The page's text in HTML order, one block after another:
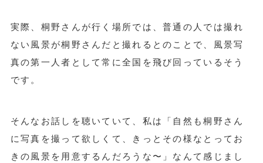
実際、桐野さんが行く場所では、普通の人では撮れ
ない風景が桐野さんだと撮れるとのことで、風景写
真の第一人者として常に全国を飛び回っているそう
です。
そんなお話しを聴いていて、私は「自然も桐野さん
に写真を撮って欲しくて、きっとその様なとってお
きの風景を用意するんだろうな〜」なんて感じまし